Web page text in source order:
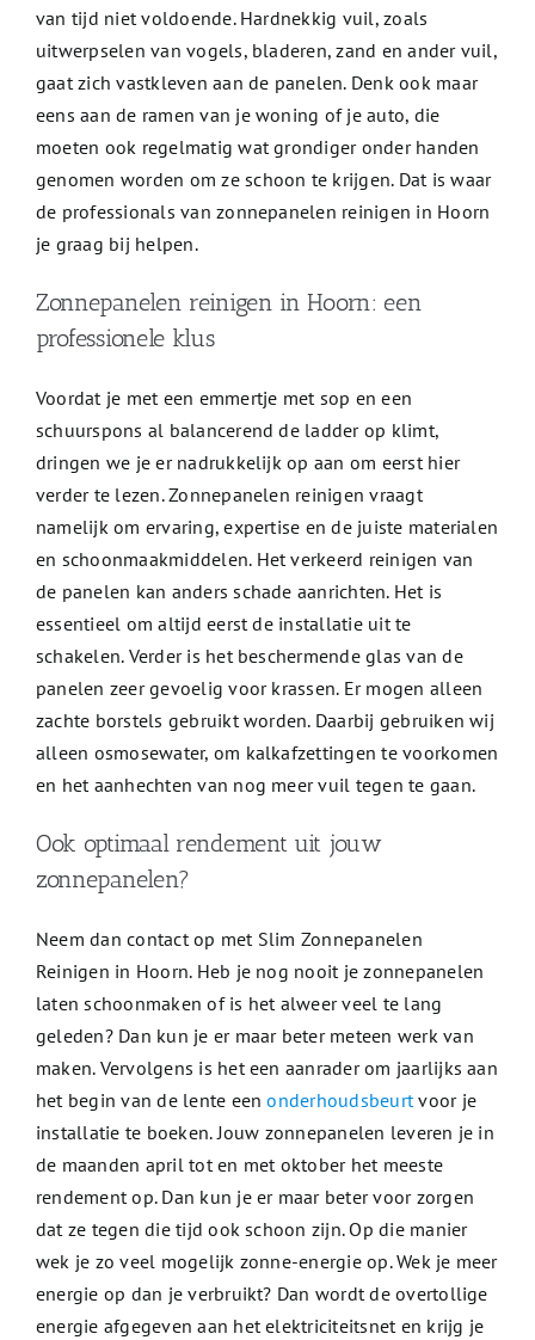
van tijd niet voldoende. Hardnekkig vuil, zoals
uitwerpselen van vogels, bladeren, zand en ander vuil,
gaat zich vastkleven aan de panelen. Denk ook maar
eens aan de ramen van je woning of je auto, die
moeten ook regelmatig wat grondiger onder handen
genomen worden om ze schoon te krijgen. Dat is waar
de professionals van zonnepanelen reinigen in Hoorn
je graag bij helpen.
Zonnepanelen reinigen in Hoorn: een
professionele klus
Voordat je met een emmertje met sop en een
schuurspons al balancerend de ladder op klimt,
dringen we je er nadrukkelijk op aan om eerst hier
verder te lezen. Zonnepanelen reinigen vraagt
namelijk om ervaring, expertise en de juiste materialen
en schoonmaakmiddelen. Het verkeerd reinigen van
de panelen kan anders schade aanrichten. Het is
essentieel om altijd eerst de installatie uit te
schakelen. Verder is het beschermende glas van de
panelen zeer gevoelig voor krassen. Er mogen alleen
zachte borstels gebruikt worden. Daarbij gebruiken wij
alleen osmosewater, om kalkafzettingen te voorkomen
en het aanhechten van nog meer vuil tegen te gaan.
Ook optimaal rendement uit jouw
zonnepanelen?
Neem dan contact op met Slim Zonnepanelen
Reinigen in Hoorn. Heb je nog nooit je zonnepanelen
laten schoonmaken of is het alweer veel te lang
geleden? Dan kun je er maar beter meteen werk van
maken. Vervolgens is het een aanrader om jaarlijks aan
het begin van de lente eenonderhoudsbeurtvoor je
installatie te boeken. Jouw zonnepanelen leveren je in
de maanden april tot en met oktober het meeste
rendement op. Dan kun je er maar beter voor zorgen
dat ze tegen die tijd ook schoon zijn. Op die manier
wek je zo veel mogelijk zonne-energie op. Wek je meer
energie op dan je verbruikt? Dan wordt de overtollige
energie afgegeven aan het elektriciteitsnet en krijg je